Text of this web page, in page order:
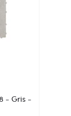
- Gris -